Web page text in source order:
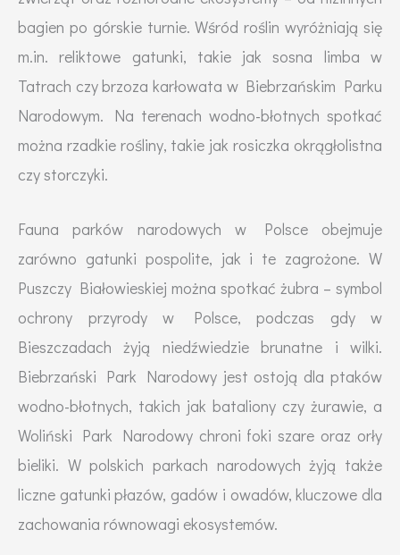
bagien po górskie turnie. Wśród roślin wyróżniają się
m.in. reliktowe gatunki, takie jak sosna limba w
Tatrach czy brzoza karłowata w Biebrzańskim Parku
Narodowym. Na terenach wodno-błotnych spotkać
można rzadkie rośliny, takie jak rosiczka okrągłolistna
czy storczyki.
Fauna parków narodowych w Polsce obejmuje
zarówno gatunki pospolite, jak i te zagrożone. W
Puszczy Białowieskiej można spotkać żubra – symbol
ochrony przyrody w Polsce, podczas gdy w
Bieszczadach żyją niedźwiedzie brunatne i wilki.
Biebrzański Park Narodowy jest ostoją dla ptaków
wodno-błotnych, takich jak bataliony czy żurawie, a
Woliński Park Narodowy chroni foki szare oraz orły
bieliki. W polskich parkach narodowych żyją także
liczne gatunki płazów, gadów i owadów, kluczowe dla
zachowania równowagi ekosystemów.